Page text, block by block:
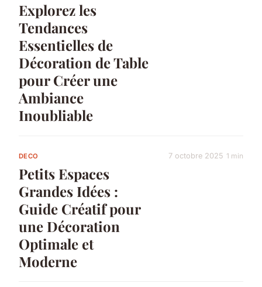
Explorez les
Tendances
Essentielles de
Décoration de Table
pour Créer une
Ambiance
Inoubliable
DECO
Petits Espaces
Grandes Idées :
Guide Créatif pour
une Décoration
Optimale et
Moderne
7 octobre 2025 1 min